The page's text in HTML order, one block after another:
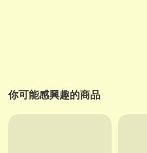
你可能感興趣的商品